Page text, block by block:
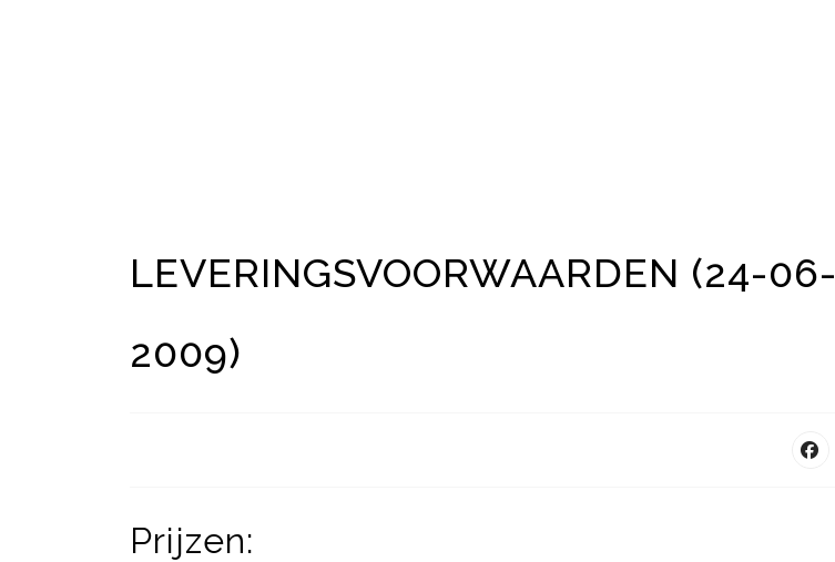
LEVERINGSVOORWAARDEN (24-06-
2009)
Prijzen: